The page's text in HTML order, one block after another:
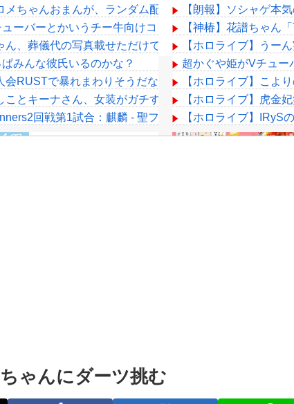
メちゃんおまんが、ランダム配置の暗証番号入力に敗北
ーバーとかいうチー牛向けコンテンツが入ってくるの
ん、葬儀代の写真載せただけで悪意でXが爆発した
みんな彼氏いるのかな？
会RUSTで暴れまわりそうだな…
ことキーナさん、女装がガチすぎておば様ファン困惑
回戦第1試合：麒麟 - 聖ファビュラス！麒麟うおお
【朗報】ソシャゲ本
【神椿】花譜ちゃん
【ホロライブ】うー
超かぐや姫がVチュー
【ホロライブ】こよ
【ホロライブ】虎金
【ホロライブ】IRyS
ゃんにダーツ挑む